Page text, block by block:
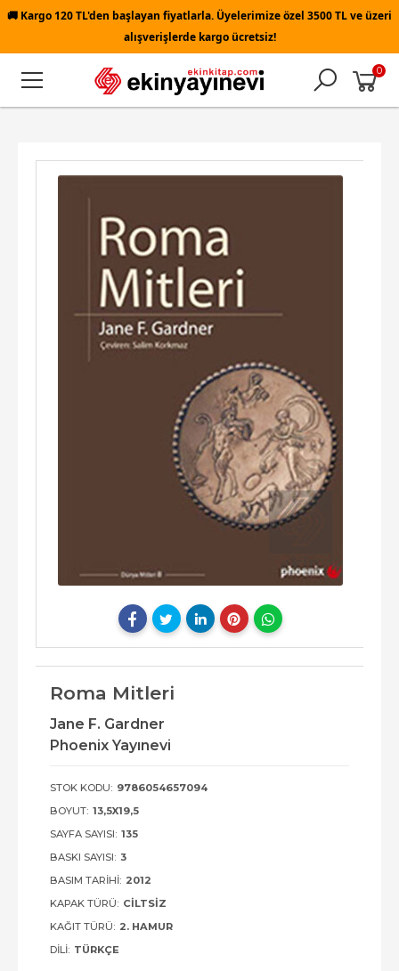
🚚 Kargo 120 TL'den başlayan fiyatlarla. Üyelerimize özel 3500 TL ve üzeri
alışverişlerde kargo ücretsiz!
0
Roma Mitleri
Jane F. Gardner
Phoenix Yayınevi
STOK KODU: 9786054657094
BOYUT: 13,5X19,5
SAYFA SAYISI: 135
BASKI SAYISI: 3
BASIM TARIHI: 2012
KAPAK TÜRÜ: CILTSIZ
KAĞIT TÜRÜ: 2. HAMUR
DILI: TÜRKÇE